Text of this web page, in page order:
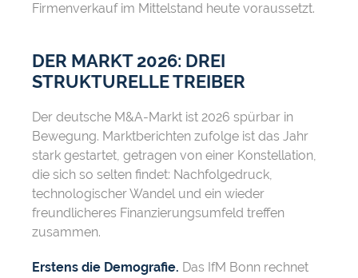
Firmenverkauf im Mittelstand heute voraussetzt.
DER MARKT 2026: DREI
STRUKTURELLE TREIBER
Der deutsche M&A-Markt ist 2026 spürbar in
Bewegung. Marktberichten zufolge ist das Jahr
stark gestartet, getragen von einer Konstellation,
die sich so selten findet: Nachfolgedruck,
technologischer Wandel und ein wieder
freundlicheres Finanzierungsumfeld treffen
zusammen.
Erstens die Demografie. Das IfM Bonn rechnet